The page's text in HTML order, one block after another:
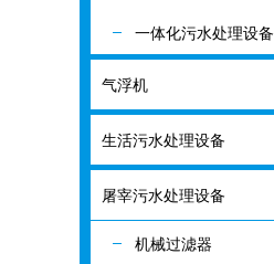
一体化污水处理设备
气浮机
生活污水处理设备
屠宰污水处理设备
机械过滤器